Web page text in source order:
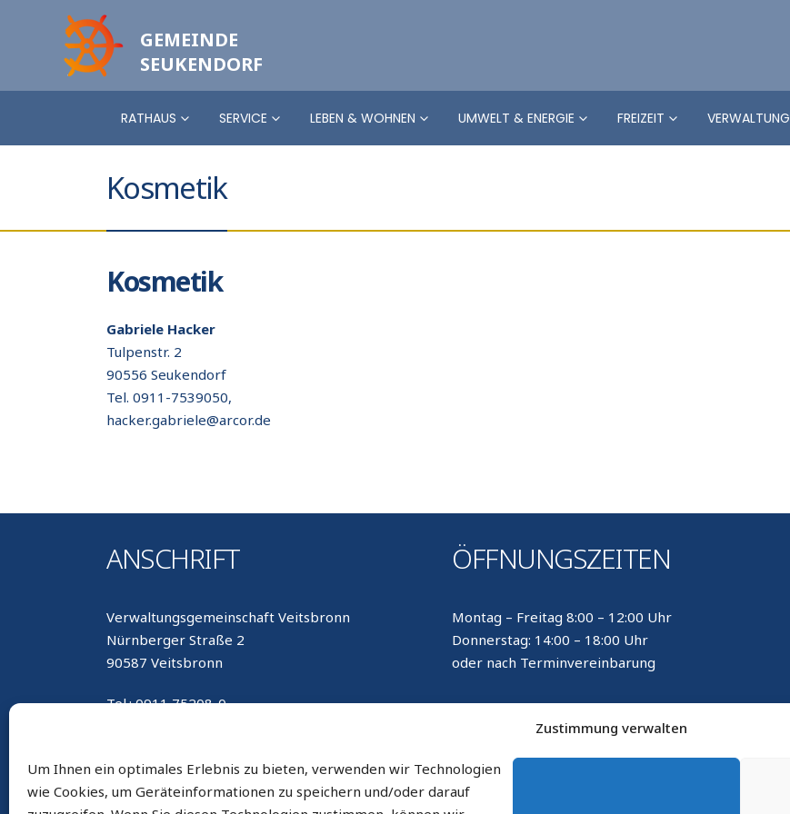
Zustimmung verwalten
Um Ihnen ein optimales Erlebnis zu bieten, verwenden wir Technologien
wie Cookies, um Geräteinformationen zu speichern und/oder darauf
GEMEINDE
SEUKENDORF
RATHAUS SERVICE LEBEN & WOHNEN UMWELT & ENERGIE FREIZEIT VERWALTUNG
Kosmetik
Kosmetik
Gabriele Hacker
Tulpenstr. 2
90556 Seukendorf
Tel. 0911-7539050,
hacker.gabriele@arcor.de
ANSCHRIFT
Verwaltungsgemeinschaft Veitsbronn
Nürnberger Straße 2
90587 Veitsbronn
Tel.: 0911 75208-0
ÖFFNUNGSZEITEN
Montag – Freitag 8:00 – 12:00 Uhr
Donnerstag: 14:00 – 18:00 Uhr
oder nach Terminvereinbarung
Öffnungszeiten Bürgeramt
Dienstag: 8:00 – 12:00 und 14:00 – 16:00 Uhr